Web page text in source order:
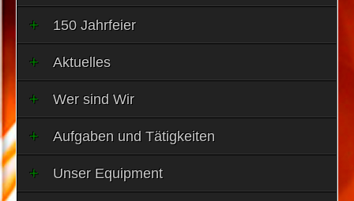
150 Jahrfeier
Aktuelles
Wer sind Wir
Aufgaben und Tätigkeiten
Unser Equipment